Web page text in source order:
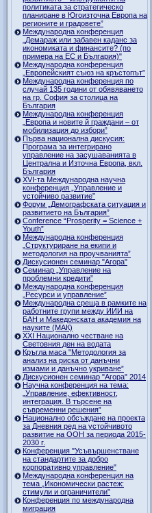
политиката за стратегическо
планиране в Югоизточна Европа на
регионите и градовете”
Международна конференция
„Демараж или забавен каданс за
икономиката и финансите? (по
примера на ЕС и България)"
Международна конференция
„Европейският съюз на кръстопът”
Международна конференция по
случай 135 години от обявяването
на гр. София за столица на
България
Международна конференция
„Европа и новите й граждани – от
мобилизация до избори”
Първа национална дискусия:
Програма за интегрирано
управление на засушаванията в
Централна и Източна Европа, вкл.
България
ХVI-та Международна научна
конференция „Управление и
устойчиво развитие”
Форум „Демографската ситуация и
развитието на България”
Conference “Prosperity = Science +
Youth”
Международна конференция
„Структуриране на екипи и
методология на проучванията”
Дискусионен семинар "Агора"
Семинар „Управление на
проблемни кредити”
Международна конференция
„Ресурси и управление”
Международна среща в рамките на
работните групи между ИИИ на
БАН и Македонската академия на
науките (МАК)
XXI Национално честване на
Световния ден на водата
Кръгла маса "Методология за
анализ на риска от данъчни
измами и данъчно укриване”
Дискусионен семинар "Агора" 2014
Научна конференция на тема:
„Управление, ефективност,
интеграция. В търсене на
съвременни решения”
Национално обсъждане на проекта
за Дневния ред на устойчивото
развитие на ООН за периода 2015-
2030 г.
Конференция "Усъвършенстване
на стандартите за добро
корпоративно управление"
Международна конференция на
тема „Икономически растеж:
стимули и ограничители”
Конференция по международна
миграция